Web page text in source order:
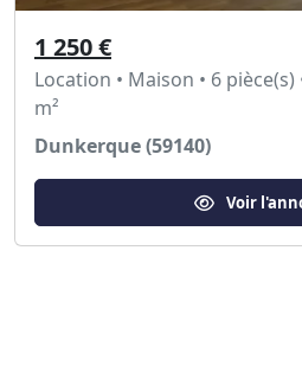
1 250 €
Location • Maison • 6 pièce(s)
m²
Dunkerque (59140)
Voir